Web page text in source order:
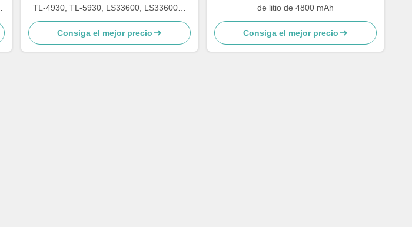
TL-4930, TL-5930, LS33600, LS33600C,
XL-200F, XL-205F, SB-D01, SB-D02, PT-
2300
Consiga el mejor precio
de litio de 4800 mAh
Consiga el mejor precio